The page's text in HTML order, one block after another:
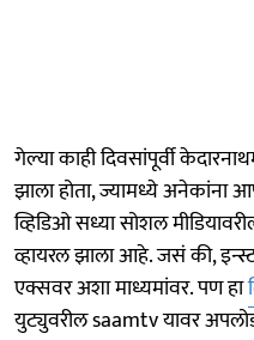
गेल्या काही दिवसांपूर्वी
झाला होता, ज्यामध्ये अनेकांना
व्हिडिओ सध्या सोशल
व्हायरल झाला आहे. जसं की,
एक्सवर अशा माध्यमांवर. पण हा
युट्युवरील saamtv यावर